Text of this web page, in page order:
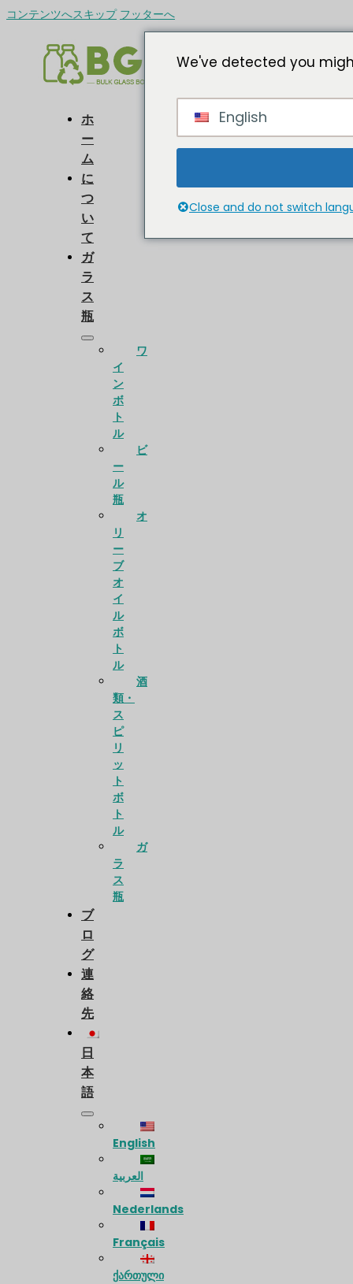
コンテンツへスキップ フッターへ
ホ
ー
ム
に
つ
い
て
ガ
ラ
ス
瓶
ワ
イ
ン
ボ
ト
ル
ビ
ー
ル
瓶
オ
リ
ー
ブ
オ
イ
ル
ボ
ト
ル
酒
類・
ス
ピ
リ
ッ
ト
ボ
ト
ル
ガ
ラ
ス
瓶
ブ
ロ
グ
連
絡
先
日
本
語
English
العربية
Nederlands
Français
ქართული
We've detected you
English
Close and do not switch